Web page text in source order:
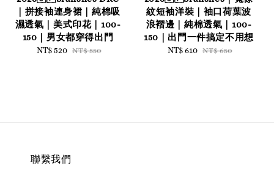
｜拼接袖連身裙｜純棉吸
濕透氣｜美式印花｜100-
150｜男女都穿得出門
Sale
NT$ 520 Regular
NT$ 550
紋短袖洋裝｜袖口荷葉波
浪褶邊｜純棉透氣｜100-
150｜出門一件搞定不用想
Sale
NT$ 610 Regular
NT$ 650
聯繫我們